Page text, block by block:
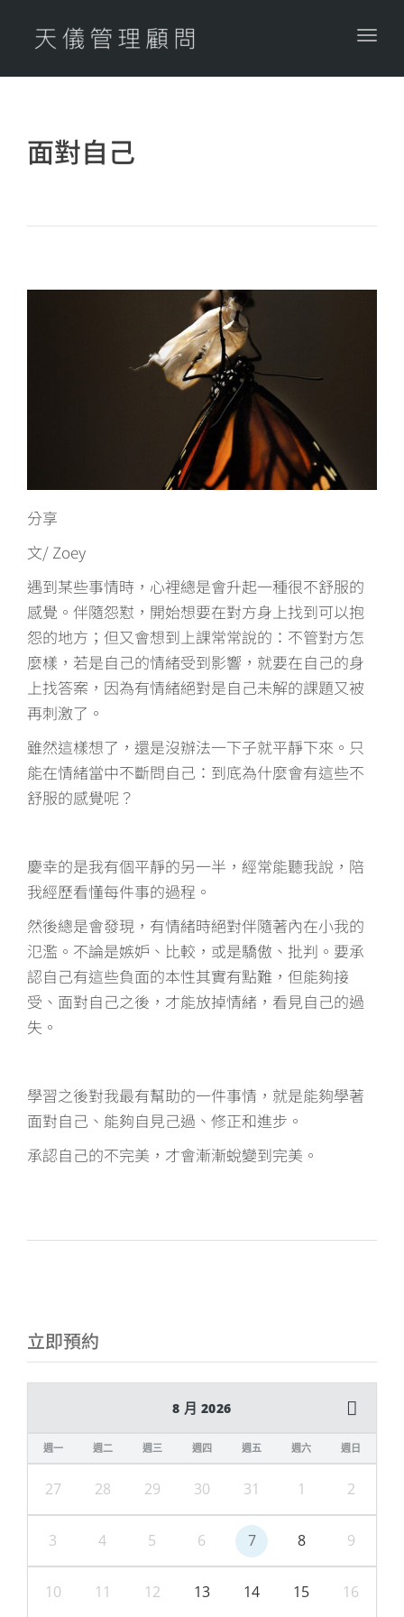
面對自己
分享
文/ Zoey
遇到某些事情時，心裡總是會升起一種很不舒服的
感覺。伴隨怨懟，開始想要在對方身上找到可以抱
怨的地方；但又會想到上課常常說的：不管對方怎
麼樣，若是自己的情緒受到影響，就要在自己的身
上找答案，因為有情緒絕對是自己未解的課題又被
再刺激了。
雖然這樣想了，還是沒辦法一下子就平靜下來。只
能在情緒當中不斷問自己：到底為什麼會有這些不
舒服的感覺呢？
慶幸的是我有個平靜的另一半，經常能聽我說，陪
我經歷看懂每件事的過程。
然後總是會發現，有情緒時絕對伴隨著內在小我的
氾濫。不論是嫉妒、比較，或是驕傲、批判。要承
認自己有這些負面的本性其實有點難，但能夠接
受、面對自己之後，才能放掉情緒，看見自己的過
失。
學習之後對我最有幫助的一件事情，就是能夠學著
面對自己、能夠自見己過、修正和進步。
承認自己的不完美，才會漸漸蛻變到完美。
立即預約
8 月 2026
週一 週二 週三 週四 週五 週六 週日
27 28 29 30 31 1 2
3 4 5 6 7 8 9
10 11 12 13 14 15 16